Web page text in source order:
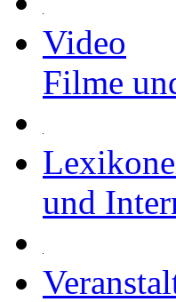
Video
Filme
und